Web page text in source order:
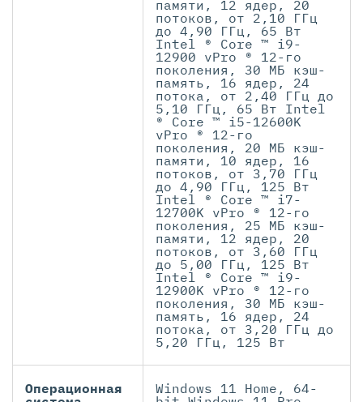
памяти, 12 ядер, 20
потоков, от 2,10 ГГц
до 4,90 ГГц, 65 Вт
Intel ® Core ™ i9-
12900 vPro ® 12-го
поколения, 30 МБ кэш-
память, 16 ядер, 24
потока, от 2,40 ГГц до
5,10 ГГц, 65 Вт Intel
® Core ™ i5-12600K
vPro ® 12-го
поколения, 20 МБ кэш-
памяти, 10 ядер, 16
потоков, от 3,70 ГГц
до 4,90 ГГц, 125 Вт
Intel ® Core ™ i7-
12700K vPro ® 12-го
поколения, 25 МБ кэш-
памяти, 12 ядер, 20
потоков, от 3,60 ГГц
до 5,00 ГГц, 125 Вт
Intel ® Core ™ i9-
12900K vPro ® 12-го
поколения, 30 МБ кэш-
память, 16 ядер, 24
потока, от 3,20 ГГц до
5,20 ГГц, 125 Вт
Операционная
Windows 11 Home, 64-